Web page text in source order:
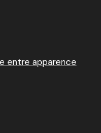
entre apparence